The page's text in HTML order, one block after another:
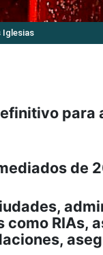
Iglesias
para
de
RIAs,